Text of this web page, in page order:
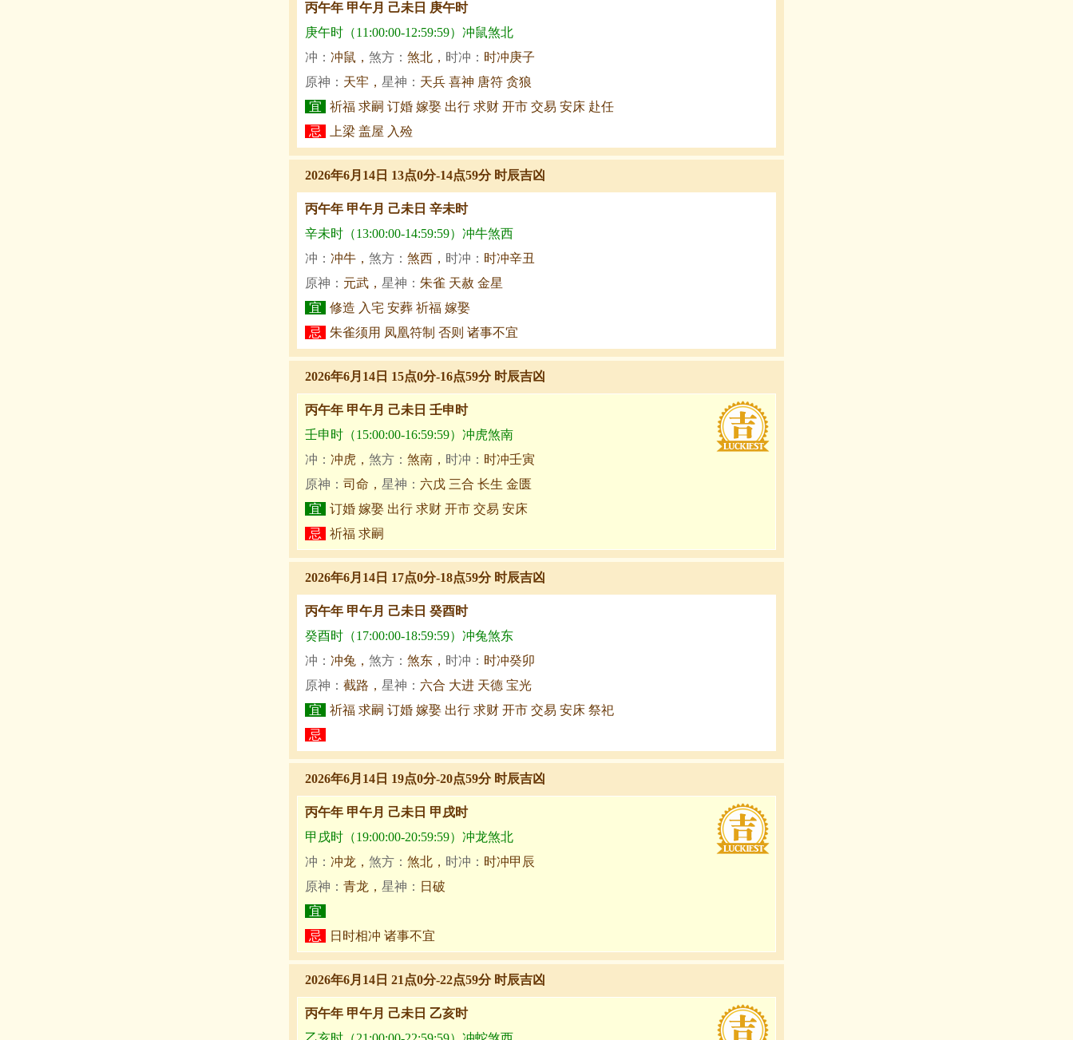
丙午年 甲午月 己未日 庚午时
庚午时（11:00:00-12:59:59）冲鼠煞北
冲： 冲鼠， 煞方： 煞北， 时冲： 时冲庚子
原神： 天牢， 星神： 天兵 喜神 唐符 贪狼
宜
祈福 求嗣 订婚 嫁娶 出行 求财 开市 交易 安床 赴任
忌
上梁 盖屋 入殓
2026年6月14日 13点0分-14点59分 时辰吉凶
丙午年 甲午月 己未日 辛未时
辛未时（13:00:00-14:59:59）冲牛煞西
冲： 冲牛， 煞方： 煞西， 时冲： 时冲辛丑
原神： 元武， 星神： 朱雀 天赦 金星
宜
修造 入宅 安葬 祈福 嫁娶
忌
朱雀须用 凤凰符制 否则 诸事不宜
2026年6月14日 15点0分-16点59分 时辰吉凶
丙午年 甲午月 己未日 壬申时
壬申时（15:00:00-16:59:59）冲虎煞南
冲： 冲虎， 煞方： 煞南， 时冲： 时冲壬寅
原神： 司命， 星神： 六戊 三合 长生 金匮
宜
订婚 嫁娶 出行 求财 开市 交易 安床
忌
祈福 求嗣
2026年6月14日 17点0分-18点59分 时辰吉凶
丙午年 甲午月 己未日 癸酉时
癸酉时（17:00:00-18:59:59）冲兔煞东
冲： 冲兔， 煞方： 煞东， 时冲： 时冲癸卯
原神： 截路， 星神： 六合 大进 天德 宝光
宜
祈福 求嗣 订婚 嫁娶 出行 求财 开市 交易 安床 祭祀
忌
2026年6月14日 19点0分-20点59分 时辰吉凶
丙午年 甲午月 己未日 甲戌时
甲戌时（19:00:00-20:59:59）冲龙煞北
冲： 冲龙， 煞方： 煞北， 时冲： 时冲甲辰
原神： 青龙， 星神： 日破
宜
忌
日时相冲 诸事不宜
2026年6月14日 21点0分-22点59分 时辰吉凶
丙午年 甲午月 己未日 乙亥时